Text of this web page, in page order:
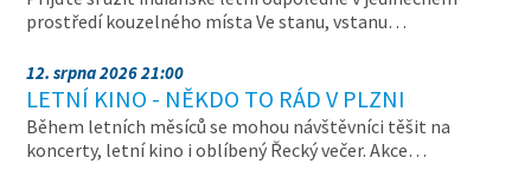
prostředí kouzelného místa Ve stanu, vstanu…
12. srpna 2026 21:00
LETNÍ KINO - NĚKDO TO RÁD V PLZNI
Během letních měsíců se mohou návštěvníci těšit na
koncerty, letní kino i oblíbený Řecký večer. Akce…